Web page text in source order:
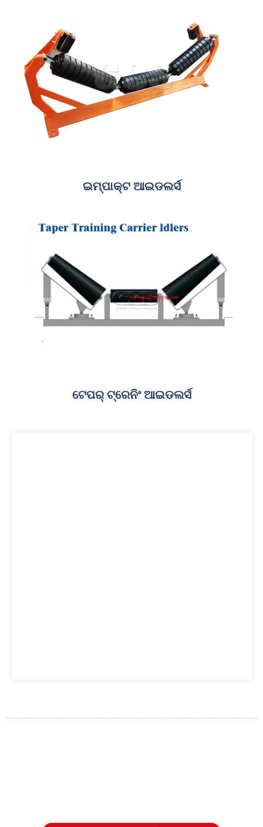
ଇମ୍ପାକ୍ଟ ଆଇଡଲର୍ସ
ଟେପର୍ ଟ୍ରେନିଂ ଆଇଡଲର୍ସ